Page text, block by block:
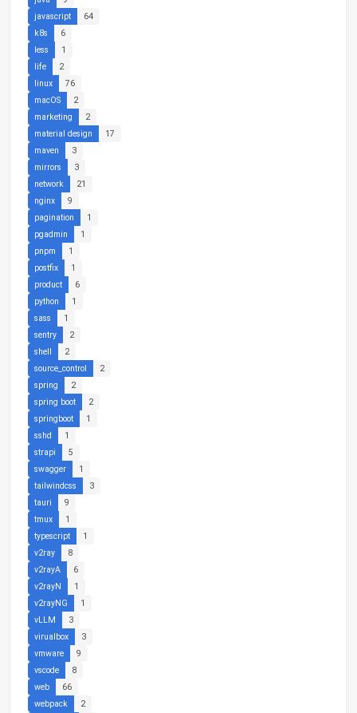
javascript
64
k8s
6
less
1
life
2
linux
76
macOS
2
marketing
2
material design
17
maven
3
mirrors
3
network
21
nginx
9
pagination
1
pgadmin
1
pnpm
1
postfix
1
product
6
python
1
sass
1
sentry
2
shell
2
source_control
2
spring
2
spring boot
2
springboot
1
sshd
1
strapi
5
swagger
1
tailwindcss
3
tauri
9
tmux
1
typescript
1
v2ray
8
v2rayA
6
v2rayN
1
v2rayNG
1
vLLM
3
virualbox
3
vmware
9
vscode
8
web
66
webpack
2